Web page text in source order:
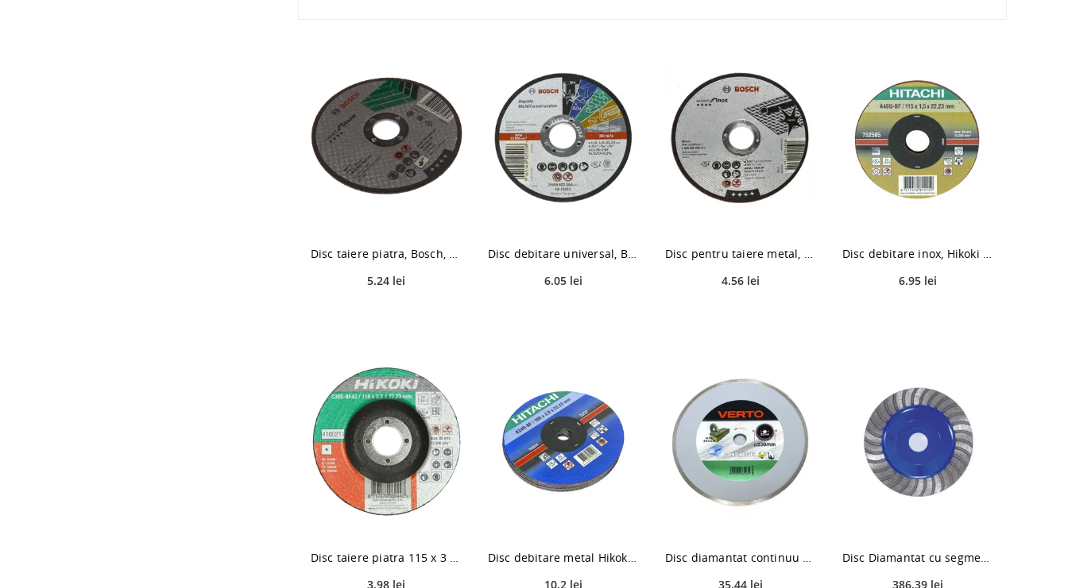
Disc taiere piatra, Bosch, 125 X 22,23 x 2,5 mm
5.24 lei
Disc debitare universal, Bosch Rapido Multi Construction, 115 x 22.23 x 1 mm
6.05 lei
Disc pentru taiere metal, Bosch, 125 X 22,23 X 1,6 mm
4.56 lei
Disc debitare inox, Hikoki 752505, 115 x 22.2 x 1,5 mm
6.95 lei
Disc taiere piatra 115 x 3 x 22,2 mm, Hikoki
3.98 lei
Disc debitare metal Hikoki 752514, 180 x 22.23 x 3 mm
10.2 lei
Disc diamantat continuu debitare marmura/granit Verto 61H2P9, 230 x 22.2 x 2 mm
35.44 lei
Disc Diamantat cu segment continuu turbo pentru slefuire Hikoki 752872, 125 x 22.23 mm
386.39 lei